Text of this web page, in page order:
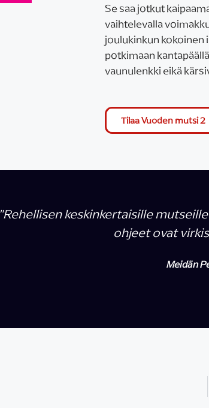
Se saa jotkut
vaihtelevalla
joulukinkun kokoinen
potkimaan
vaunulenkki eikä
Tilaa Vuoden mutsi 2
"Rehellisen keskinkertaisille
ohjeet ovat
Meidän